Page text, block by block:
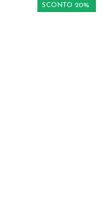
SCONTO 20%